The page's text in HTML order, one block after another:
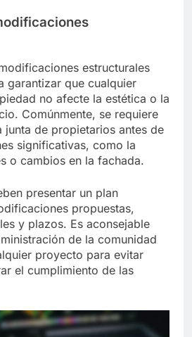
estructurales
garantizar que cualquier
no afecte la estética o la
Comúnmente, se requiere
junta de propietarios antes de
significativas, como la
o cambios en la fachada.
presentar un plan
propuestas,
y plazos. Es aconsejable
de la comunidad
proyecto para evitar
el cumplimiento de las